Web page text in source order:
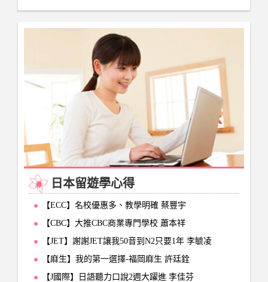
日本留遊學心得
【ECC】名校優惠多、教學明確 蔡豐宇
【CBC】大推CBC商業專門學校 蕭本祥
【JET】謝謝JET讓我50音到N2只要1年 李毓凌
【麻生】我的第一選擇-福岡麻生 許廷銓
【J國際】日語聽力口說2週大躍進 李佳芬